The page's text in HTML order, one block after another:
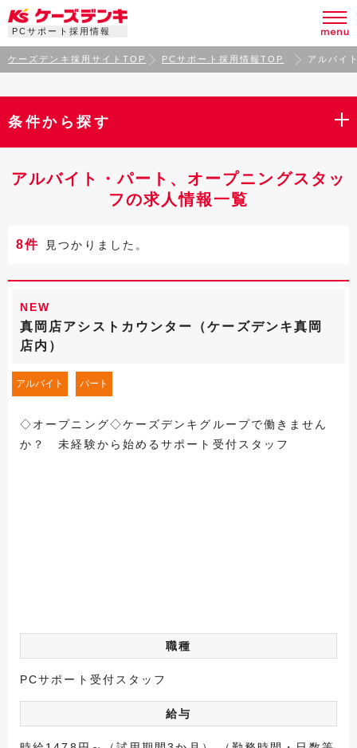
PCサポート採用情報
ケーズデンキ採用サイトTOP PCサポート採用情報TOP アルバイ
条件から探す
アルバイト・パート、オープニングスタッ
フの求人情報一覧
8件 見つかりました。
NEW
真岡店アシストカウンター（ケーズデンキ真岡
店内）
アルバイト パート
◇オープニング◇ケーズデンキグループで働きません
か？ 未経験から始めるサポート受付スタッフ
職種
PCサポート受付スタッフ
給与